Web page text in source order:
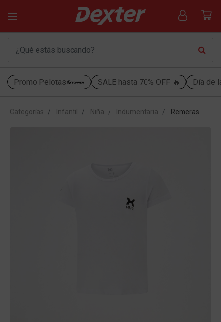
Promo Pelotas SALE hasta 70% OFF 🔥 Día de
Categorías Infantil Niña Indumentaria Remeras